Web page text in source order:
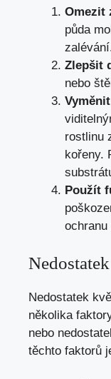
Omezit
půda
Zlepšit
nebo
rostlinu
kořeny.
Použít
Nedostatek
několika
nebo
těchto faktorů